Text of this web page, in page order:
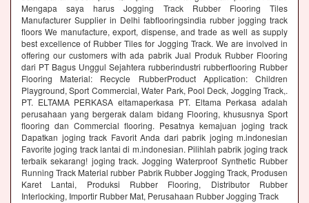
Mengapa saya harus Jogging Track Rubber Flooring Tiles
Manufacturer Supplier in Delhi fabflooringsindia rubber jogging track
floors We manufacture, export, dispense, and trade as well as supply
best excellence of Rubber Tiles for Jogging Track. We are involved in
offering our customers with ada pabrik Jual Produk Rubber Flooring
dari PT Bagus Unggul Sejahtera rubberindustri rubberflooring Rubber
Flooring Material: Recycle RubberProduct Application: Children
Playground, Sport Commercial, Water Park, Pool Deck, Jogging Track,.
PT. ELTAMA PERKASA eltamaperkasa PT. Eltama Perkasa adalah
perusahaan yang bergerak dalam bidang Flooring, khususnya Sport
flooring dan Commercial flooring. Pesatnya kemajuan joging track
Dapatkan joging track Favorit Anda dari pabrik joging m.indonesian
Favorite joging track lantai di m.indonesian. Pilihlah pabrik joging track
terbaik sekarang! joging track. Jogging Waterproof Synthetic Rubber
Running Track Material rubber Pabrik Rubber Jogging Track, Produsen
Karet Lantai, Produksi Rubber Flooring, Distributor Rubber
Interlocking, Importir Rubber Mat, Perusahaan Rubber Jogging Track